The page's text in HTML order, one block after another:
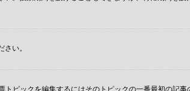
い。
ピックを編集するにはそのトピックの一番最初の記事